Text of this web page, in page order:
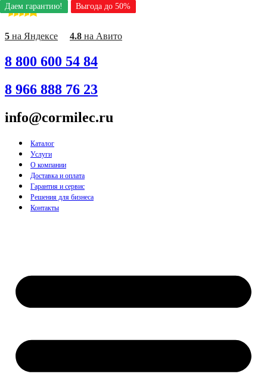
Перейти
к
содержимому
5 на Яндексе 4.8 на Авито
8 800 600 54 84
8 966 888 76 23
info@cormilec.ru
Каталог
Услуги
О компании
Доставка и оплата
Гарантия и сервис
Решения для бизнеса
Контакты
Даем гарантию! Выгода до 50%
Даем гарантию! Выгода до 50%
Даем гарантию! Выгода до 50%
Даем гарантию! Выгода до 50%
Даем гарантию! Выгода до 50%
Даем гарантию! Выгода до 50%
Даем гарантию! Выгода до 50%
Даем гарантию! Выгода до 50%
Даем гарантию! Выгода до 50%